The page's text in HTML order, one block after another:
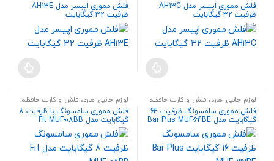
فلش مموری اپیسر مدل AH13C
ظرفیت 32 گیگابایت
فلش مموری اپیسر مدل AH13E
ظرفیت 32 گیگابایت
لوازم جانبی, هارد، فلش و کارت حافظه
فلش مموری سامسونگ ظرفیت 64
گیگابایت مدل Bar Plus MUF-64BE
لوازم جانبی, هارد، فلش و کارت حافظه
فلش مموری سامسونگ با ظرفیت 8
گیگابایت مدل Fit MUF-08BB